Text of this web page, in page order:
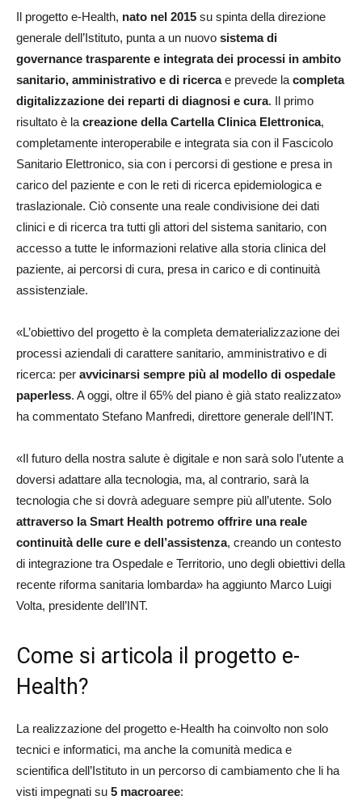
Il progetto e-Health, nato nel 2015 su spinta della direzione
generale dell’Istituto, punta a un nuovo sistema di
governance trasparente e integrata dei processi in ambito
sanitario, amministrativo e di ricercae prevede la completa
digitalizzazione dei reparti di diagnosi e cura. Il primo
risultato è la creazione della Cartella Clinica Elettronica,
completamente interoperabile e integrata sia con il Fascicolo
Sanitario Elettronico, sia con i percorsi di gestione e presa in
carico del paziente e con le reti di ricerca epidemiologica e
traslazionale. Ciò consente una reale condivisione dei dati
clinici e di ricerca tra tutti gli attori del sistema sanitario, con
accesso a tutte le informazioni relative alla storia clinica del
paziente, ai percorsi di cura, presa in carico e di continuità
assistenziale.
«L’obiettivo del progetto è la completa dematerializzazione dei
processi aziendali di carattere sanitario, amministrativo e di
ricerca: per avvicinarsi sempre più al modello di ospedale
paperless. A oggi, oltre il 65% del piano è già stato realizzato»
ha commentato Stefano Manfredi, direttore generale dell’INT.
«Il futuro della nostra salute è digitale e non sarà solo l’utente a
doversi adattare alla tecnologia, ma, al contrario, sarà la
tecnologia che si dovrà adeguare sempre più all’utente. Solo
attraverso la Smart Health potremo offrire una reale
continuità delle cure e dell’assistenza, creando un contesto
di integrazione tra Ospedale e Territorio, uno degli obiettivi della
recente riforma sanitaria lombarda» ha aggiunto Marco Luigi
Volta, presidente dell’INT.
Come si articola il progetto e-
Health?
La realizzazione del progetto e-Health ha coinvolto non solo
tecnici e informatici, ma anche la comunità medica e
scientifica dell’Istituto in un percorso di cambiamento che li ha
visti impegnati su 5 macroaree: